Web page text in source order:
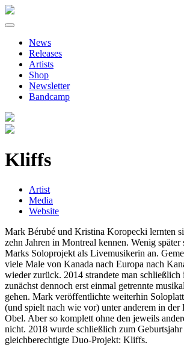
Primary
Menu
Skip
contentNews
Releases
Artists
Shop
Newsletter
Bandcamp
Kliffs
Artist
Media
Website
Mark Bérubé und Kristina Koropecki lernten
zehn Jahren in Montreal kennen. Wenig später
Marks Soloprojekt als Livemusikerin an.
viele Male von Kanada nach Europa nach
wieder zurück. 2014 strandete man
zunächst dennoch erst einmal getrennte
gehen. Mark veröffentlichte weiterhin
(und spielt nach wie vor) unter anderem in
Obel. Aber so komplett ohne den jeweils
nicht. 2018 wurde schließlich zum Geburtsjahr
gleichberechtigte Duo-Projekt: Kliffs.